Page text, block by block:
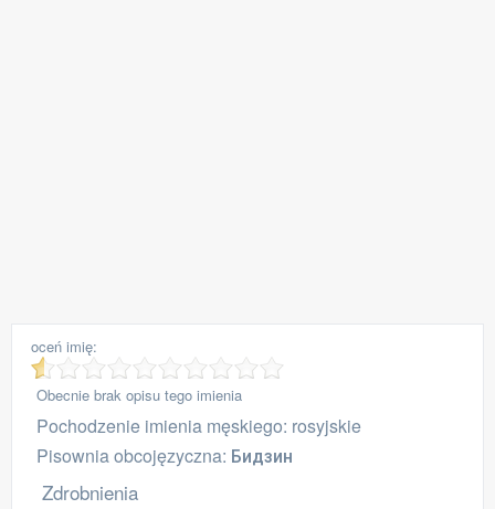
oceń imię:
Obecnie brak opisu tego imienia
Pochodzenie imienia męskiego: rosyjskie
Pisownia obcojęzyczna: Бидзин
Zdrobnienia